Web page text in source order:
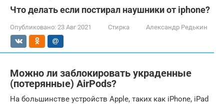
Что делать если постирал наушники от iphone?
Опубликовано: 23 Авг 2021 Стирка Александр Редькин
Можно ли заблокировать украденные
(потерянные) AirPods?
На большинстве устройств Apple, таких как iPhone, iPad